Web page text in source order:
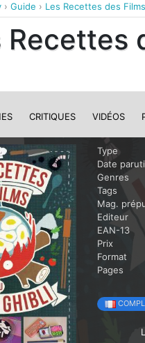
› Guide › Les Recettes des
Recettes
CRITIQUES VIDÉOS
Type
Date
Genres
Tags
Mag.
Editeur
EAN-13
Prix
Format
Pages